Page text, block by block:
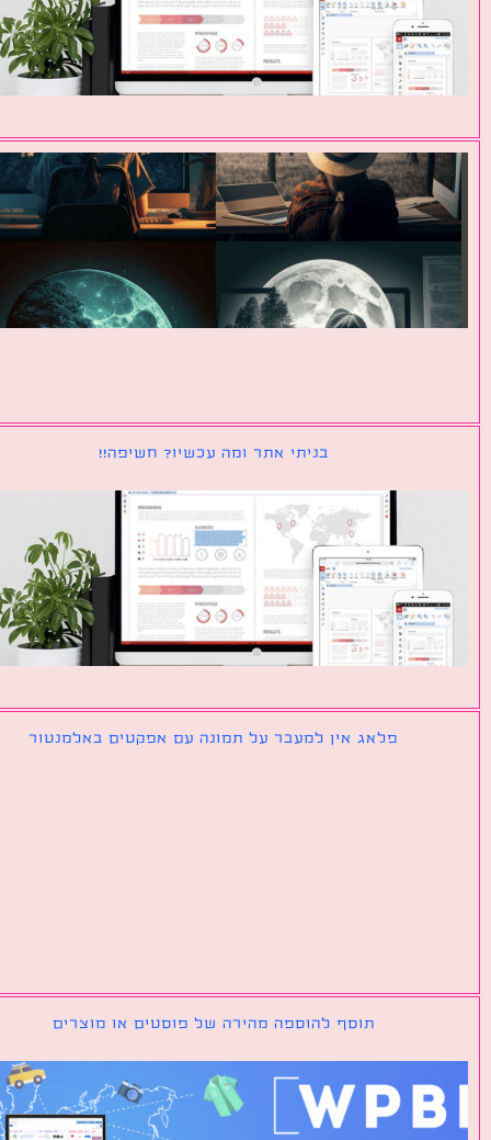
בניתי אתר ומה עכשיו? חשיפה!!
פלאג אין למעבר על תמונה עם אפקטים באלמנטור
תוסף להוספה מהירה של פוסטים או מוצרים